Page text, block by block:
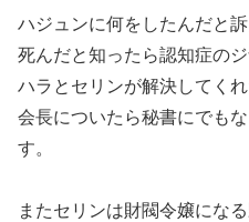
ハジュンに何をしたんだと
死んだと知ったら認知症の
ハラとセリンが解決してく
会長についたら秘書にでも
す。
またセリンは財閥令嬢にな